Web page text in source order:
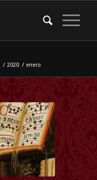
/ 2020 / enero